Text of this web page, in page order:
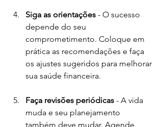
Siga as orientações - O sucesso
depende do seu
comprometimento. Coloque em
prática as recomendações e faça
os ajustes sugeridos para melhorar
sua saúde financeira.
Faça revisões periódicas - A vida
muda e seu planejamento
também deve mudar. Agende